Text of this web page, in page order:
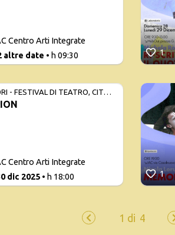
Centro Arti Integrate
altre date • h 09:30
- FESTIVAL DI TEATRO, CITTÀ
Centro Arti Integrate
dic 2025• h 18:00
1
1